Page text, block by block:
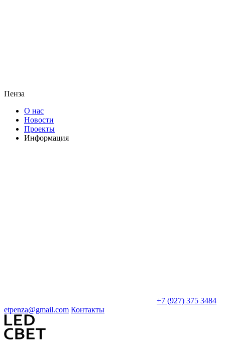
Пенза
О нас
Новости
Проекты
Информация
+7 (927) 375 3484
etpenza@gmail.com Контакты